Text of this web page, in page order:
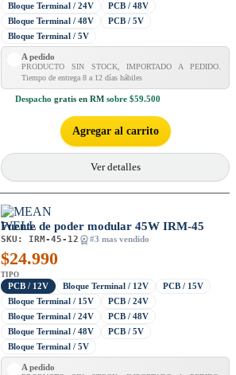
Bloque Terminal / 24V
PCB / 48V
Bloque Terminal / 48V
PCB / 5V
Bloque Terminal / 5V
A pedido
PRODUCTO SIN STOCK, IMPORTADO A PEDIDO.
Tiempo de entrega 8 a 12 días hábiles
Despacho gratis en RM sobre $59.500
Agregar al carrito
Ver detalles
Fuente de poder modular 45W IRM-45
SKU: IRM-45-12 #3 mas vendido
$24.990
TIPO
PCB / 12V Bloque Terminal / 12V
PCB / 15V
Bloque Terminal / 15V
PCB / 24V
Bloque Terminal / 24V
PCB / 48V
Bloque Terminal / 48V
PCB / 5V
Bloque Terminal / 5V
A pedido